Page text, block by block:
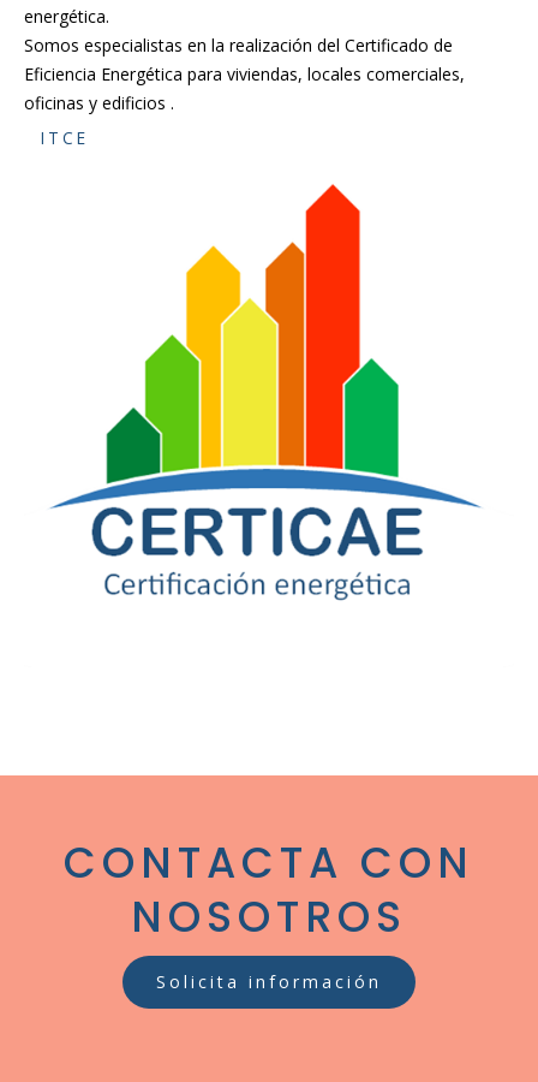
energética.
Somos especialistas en la realización del Certificado de
Eficiencia Energética para viviendas, locales comerciales,
oficinas y edificios .
ITCE
CONTACTA CON
NOSOTROS
Solicita información